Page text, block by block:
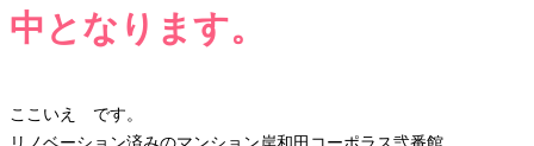
中となります。
ここいえ です。